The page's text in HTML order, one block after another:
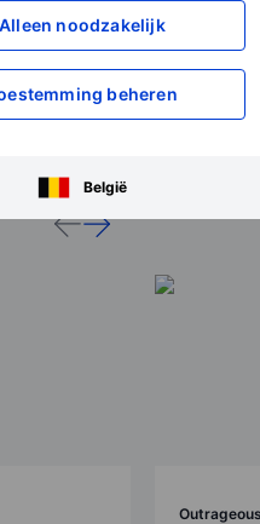
Alleen noodzakelijk
beheren
België